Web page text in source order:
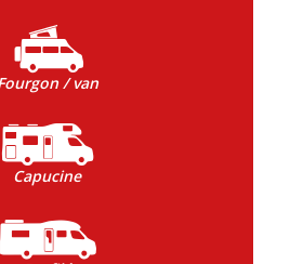
/ van
Capucine